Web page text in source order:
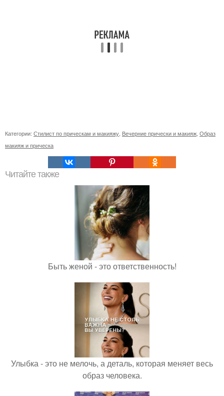
Категории: Стилист по прическам и макияжу Вечерние прически и макияж Образ
макияж и прическа
Читайте также
Быть женой - это ответственность!
Улыбка - это не мелочь, а деталь, которая меняет весь
образ человека.